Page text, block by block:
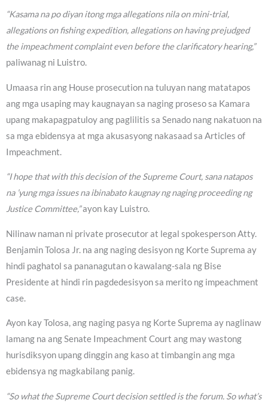
“Kasama na po diyan itong mga allegations nila on mini-trial,
allegations on fishing expedition, allegations on having prejudged
the impeachment complaint even before the clarificatory hearing,”
paliwanag ni Luistro.
Umaasa rin ang House prosecution na tuluyan nang matatapos
ang mga usaping may kaugnayan sa naging proseso sa Kamara
upang makapagpatuloy ang paglilitis sa Senado nang nakatuon na
sa mga ebidensya at mga akusasyong nakasaad sa Articles of
Impeachment.
“I hope that with this decision of the Supreme Court, sana natapos
na ’yung mga issues na ibinabato kaugnay ng naging proceeding ng
Justice Committee,”ayon kay Luistro.
Nilinaw naman ni private prosecutor at legal spokesperson Atty.
Benjamin Tolosa Jr. na ang naging desisyon ng Korte Suprema ay
hindi paghatol sa pananagutan o kawalang-sala ng Bise
Presidente at hindi rin pagdedesisyon sa merito ng impeachment
case.
Ayon kay Tolosa, ang naging pasya ng Korte Suprema ay naglinaw
lamang na ang Senate Impeachment Court ang may wastong
hurisdiksyon upang dinggin ang kaso at timbangin ang mga
ebidensya ng magkabilang panig.
“So what the Supreme Court decision settled is the forum. So what’s